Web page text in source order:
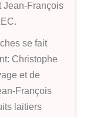
Jean-François
se fait
Christophe
et de
François
laitiers